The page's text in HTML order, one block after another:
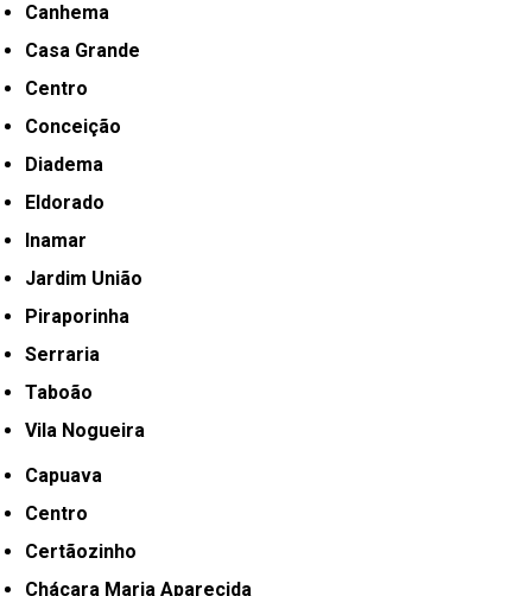
Canhema
Casa Grande
Centro
Conceição
Diadema
Eldorado
Inamar
Jardim União
Piraporinha
Serraria
Taboão
Vila Nogueira
Capuava
Centro
Certãozinho
Chácara Maria Aparecida